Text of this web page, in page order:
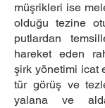
müşrikleri ise
olduğu tezine
putlardan
hareket eden
şirk yönetimi icat
tür görüş ve
yalana ve